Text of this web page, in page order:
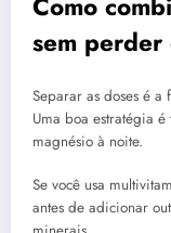
sem perder
Separar as doses é
Uma boa estratégia
magnésio à noite.
Se você usa
antes de adicionar